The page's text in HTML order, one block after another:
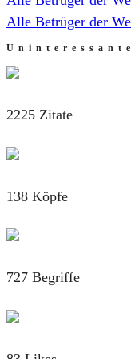
Alle Betrüger der
2225 Zitate
138 Köpfe
727 Begriffe